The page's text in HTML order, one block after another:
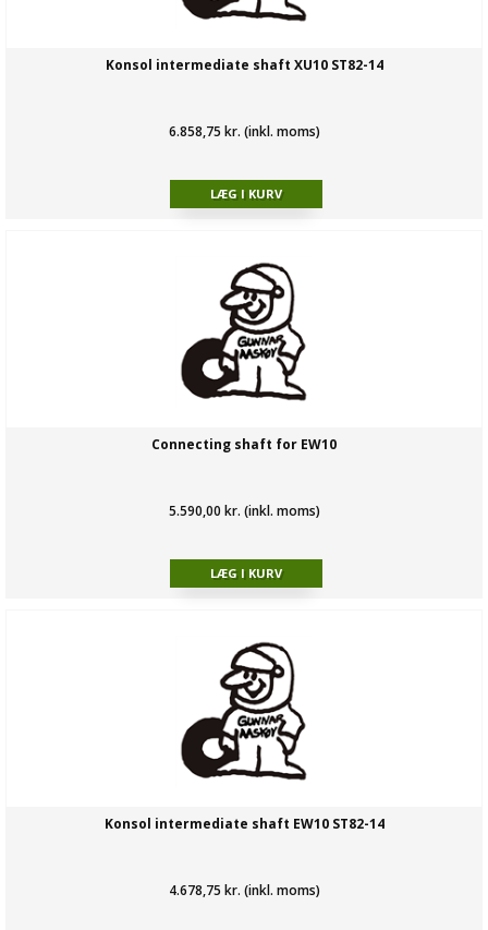
Konsol intermediate shaft XU10 ST82-14
6.858,75 kr. (inkl. moms)
Connecting shaft for EW10
5.590,00 kr. (inkl. moms)
Konsol intermediate shaft EW10 ST82-14
4.678,75 kr. (inkl. moms)